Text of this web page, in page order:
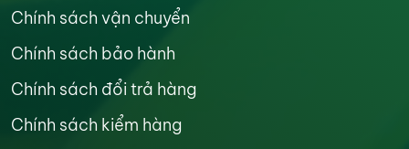
Chính sách vận chuyển
Chính sách bảo hành
Chính sách đổi trả hàng
Chính sách kiểm hàng